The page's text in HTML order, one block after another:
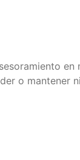
o mantener